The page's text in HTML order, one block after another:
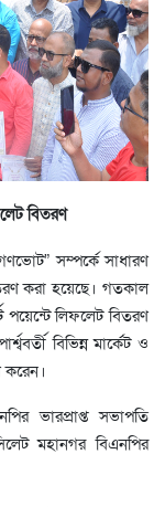
বিতরণ
সম্পর্কে সাধারণ
করা হয়েছে। গতকাল
লিফলেট বিতরণ
বিভিন্ন মার্কেট ও
করেন।
ভারপ্রাপ্ত সভাপতি
মহানগর বিএনপির